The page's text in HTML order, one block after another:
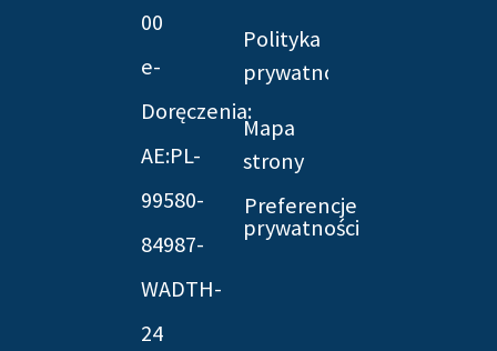
00
e-
Doręczenia:
AE:PL-
99580-
84987-
WADTH-
24
Polityka
prywatności
Mapa
strony
Preferencje
prywatności